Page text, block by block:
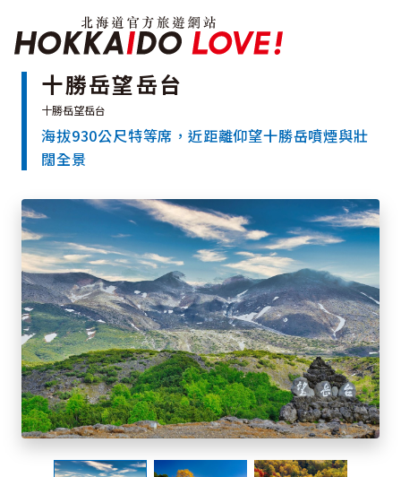
特輯
觀光景點
溫泉
推薦行程
區域指南
美食
預約
交通指南
北海道簡介
依旅遊主題搜尋
下雨也能盡興
七個國立公園
邂逅絕景
基礎知識
我的最愛
十勝岳望岳台
海拔930公尺特等席，近距離仰望十勝岳噴煙與壯
闊全景